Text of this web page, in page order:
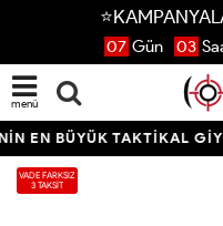
07 Gün 03
menü
EN BÜYÜK TAKTİKAL
VADE FARKSIZ
3 TAKSİT